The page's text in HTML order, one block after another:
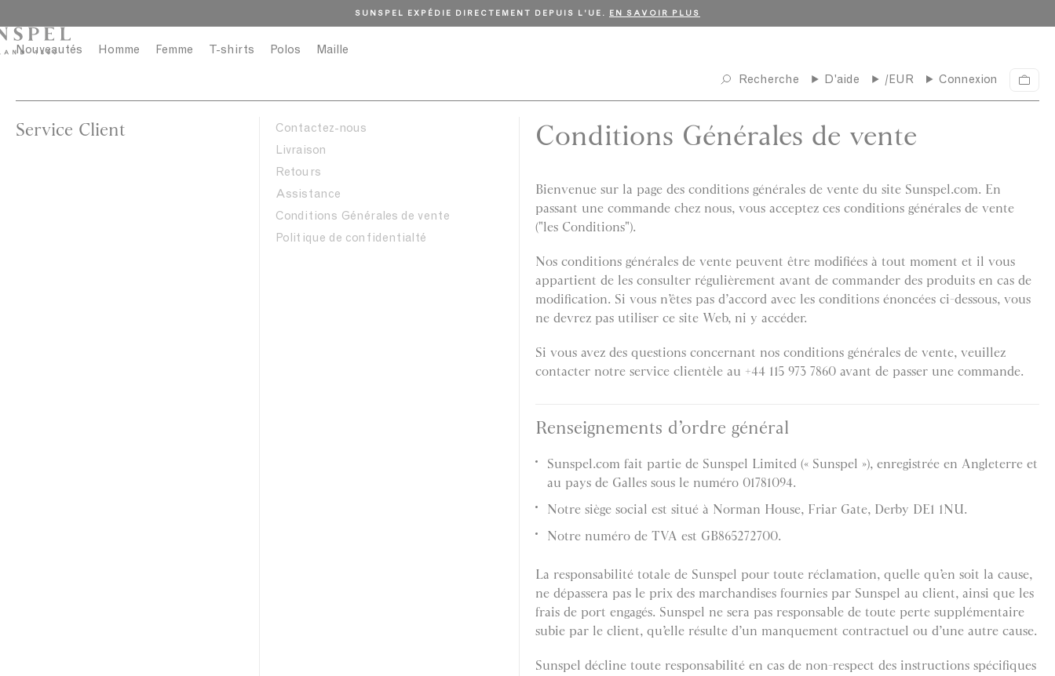
PROFITEZ DE LA LIVRAISON GRATUITE POUR TOUTE COMMANDE SUPÉRIEURE À 150 €.
Nouveautés Homme Femme T-shirts Polos Maille
Recherche D'aide /EUR Connexion
P
a
Service Client
Contactez-nous
Livraison
Retours
Assistance
Conditions Générales de vente
Politique de confidentialté
Conditions Générales de vente
Bienvenue sur la page des conditions générales de vente du site Sunspel.com. En
passant une commande chez nous, vous acceptez ces conditions générales de vente
("les Conditions").
Nos conditions générales de vente peuvent être modifiées à tout moment et il vous
appartient de les consulter régulièrement avant de commander des produits en cas de
modification. Si vous n’êtes pas d’accord avec les conditions énoncées ci-dessous, vous
ne devrez pas utiliser ce site Web, ni y accéder.
Si vous avez des questions concernant nos conditions générales de vente, veuillez
contacter notre service clientèle au +44 115 973 7860 avant de passer une commande.
Renseignements d’ordre général
Sunspel.com fait partie de Sunspel Limited (« Sunspel »), enregistrée en Angleterre et
au pays de Galles sous le numéro 01781094.
Notre siège social est situé à Norman House, Friar Gate, Derby DE1 1NU.
Notre numéro de TVA est GB865272700.
La responsabilité totale de Sunspel pour toute réclamation, quelle qu’en soit la cause,
ne dépassera pas le prix des marchandises fournies par Sunspel au client, ainsi que les
frais de port engagés. Sunspel ne sera pas responsable de toute perte supplémentaire
subie par le client, qu’elle résulte d’un manquement contractuel ou d’une autre cause.
Sunspel décline toute responsabilité en cas de non-respect des instructions spécifiques